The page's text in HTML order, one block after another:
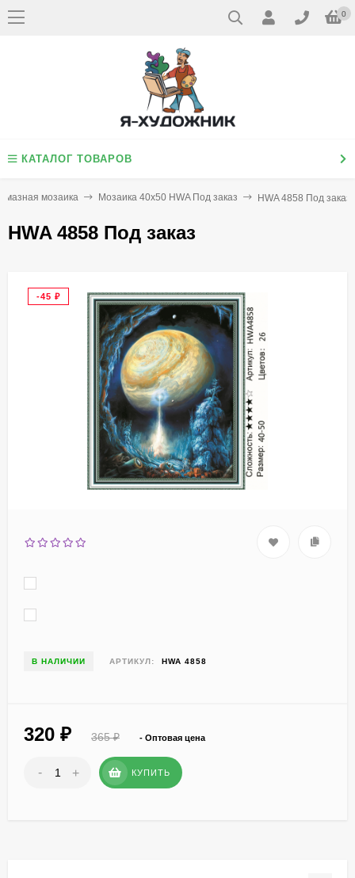
0
КАТАЛОГ ТОВАРОВ
мозаика Мозаика 40х50 HWA Под заказ HWA 4858 Под заказ
HWA 4858 Под заказ
-45 ₽
В НАЛИЧИИ АРТИКУЛ: HWA 4858
320 ₽ 365₽ - Оптовая цена
- + КУПИТЬ